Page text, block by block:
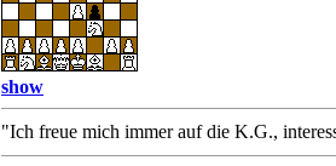
show
"Ich freue mich immer auf die K.G.,